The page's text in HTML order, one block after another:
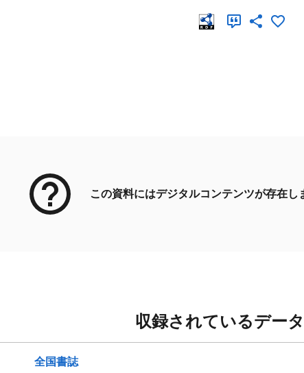
この資料にはデジタルコンテンツが存在し
収録されているデー
全国書誌